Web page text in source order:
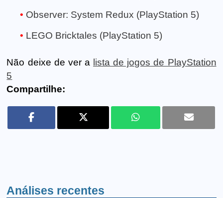
Observer: System Redux (PlayStation 5)
LEGO Bricktales (PlayStation 5)
Não deixe de ver a lista de jogos de PlayStation
5
Compartilhe:
Análises recentes